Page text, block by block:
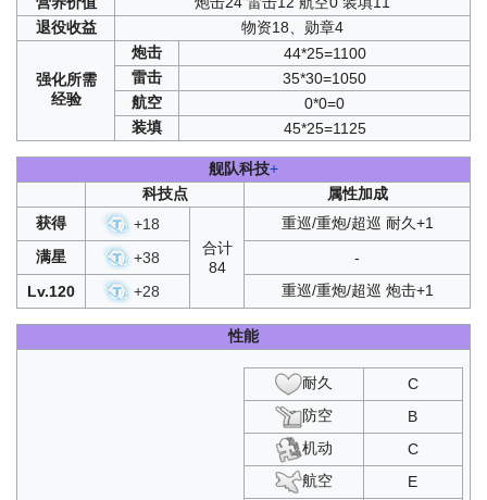
退役收益 物资18、勋章4
强化所需
经验
炮击
44*25=1100
雷击
35*30=1050
航空
0*0=0
装填
45*25=1125
舰队科技+
科技点
属性加成
获得
+18
合计
84
重巡/重炮/超巡 耐久+1
满星
+38
-
Lv.120
+28 重巡/重炮/超巡 炮击+1
性能
耐久
C
防空
B
机动
C
航空
E